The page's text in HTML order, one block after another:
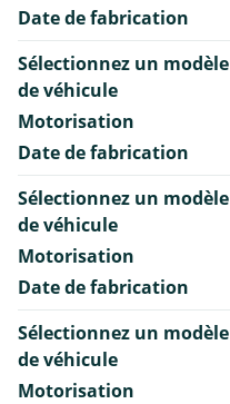
Date de fabrication
Sélectionnez un modèle
de véhicule
Motorisation
Date de fabrication
Sélectionnez un modèle
de véhicule
Motorisation
Date de fabrication
Sélectionnez un modèle
de véhicule
Motorisation